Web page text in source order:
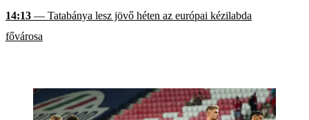
14:13 — Tatabánya lesz jövő héten az európai kézilabda
fővárosa